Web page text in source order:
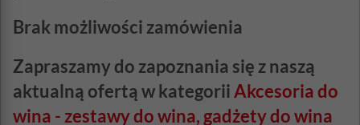
Brak możliwości zamówienia
Zapraszamy do zapoznania się z naszą
aktualną ofertą w kategoriiAkcesoria do
wina - zestawy do wina, gadżety do wina